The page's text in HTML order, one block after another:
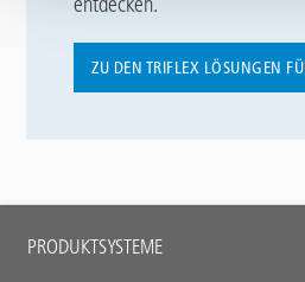
ZU DEN TRIFLEX LÖSUNGEN
Main
PRODUKTSYSTEME